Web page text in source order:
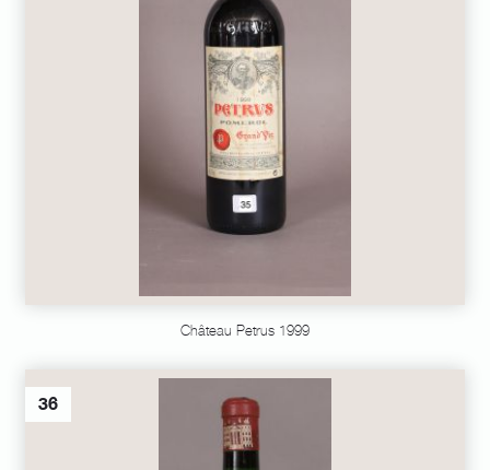
Château Petrus 1999
36